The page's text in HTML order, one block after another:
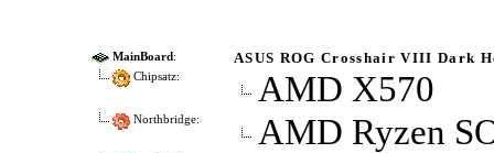
MainBoard: ASUS ROG Crosshair VIII Dark
Chipsatz: AMD X570
Northbridge: AMD Ryzen